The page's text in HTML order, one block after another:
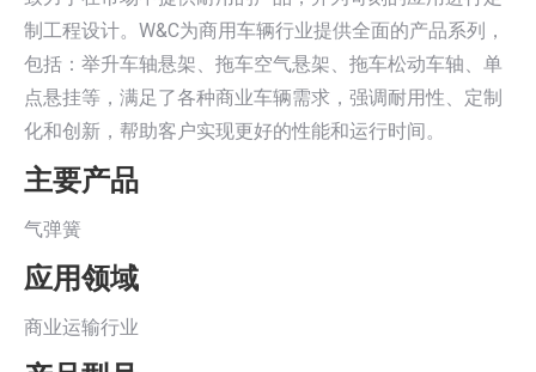
制工程设计。W&C为商用车辆行业提供全面的产品系列，
包括：举升车轴悬架、拖车空气悬架、拖车松动车轴、单
点悬挂等，满足了各种商业车辆需求，强调耐用性、定制
化和创新，帮助客户实现更好的性能和运行时间。
主要产品
气弹簧
应用领域
商业运输行业